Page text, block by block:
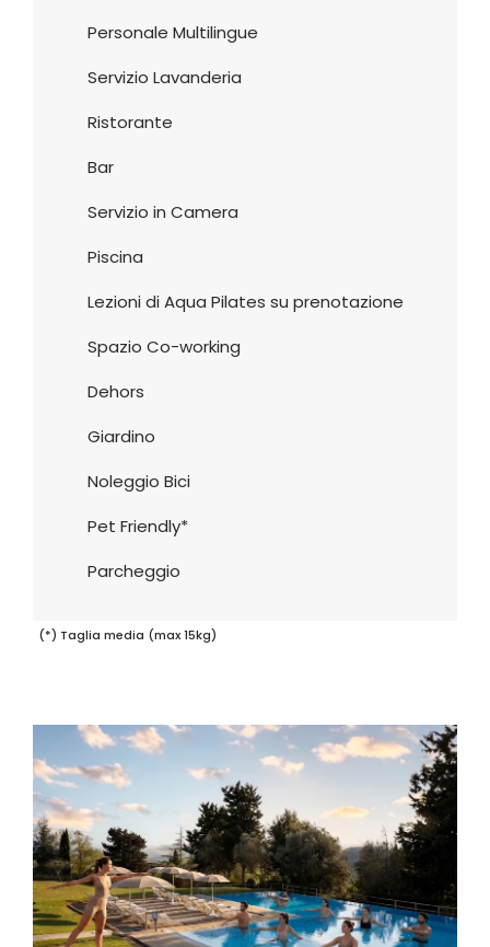
Personale Multilingue
Servizio Lavanderia
Ristorante
Bar
Servizio in Camera
Piscina
Lezioni di Aqua Pilates su prenotazione
Spazio Co-working
Dehors
Giardino
Noleggio Bici
Pet Friendly*
Parcheggio
(*) Taglia media (max 15kg)